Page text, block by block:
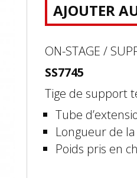
AJOUTER
ON-STAGE /
SS7745
Tige de support
Tube
Longueur de
Poids pris en